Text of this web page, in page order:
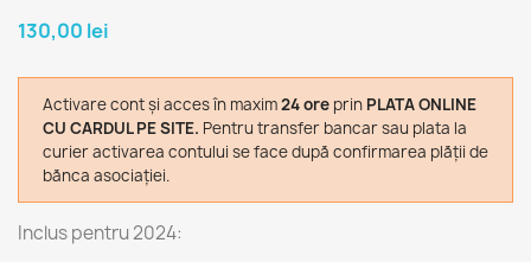
130,00 lei
Activare cont și acces în maxim24 ore prin PLATA ONLINE
CU CARDUL PE SITE. Pentru transfer bancar sau plata la
curier activarea contului se face după confirmarea plății de
bănca asociației.
Inclus pentru 2024: